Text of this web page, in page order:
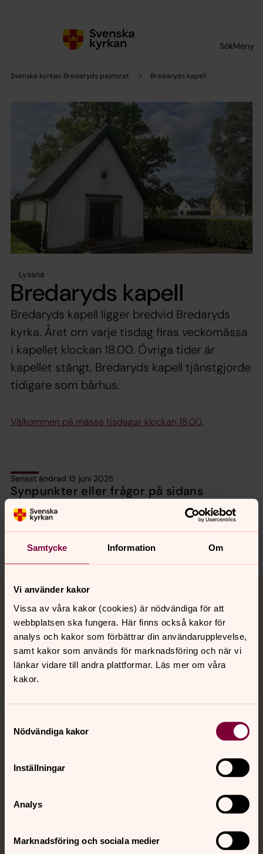
Samtycke Information Om
Vi använder kakor
Vissa av våra kakor (cookies) är nödvändiga för att
webbplatsen ska fungera. Här finns också kakor för
analys och kakor som förbättrar din användarupplevelse,
samt kakor som används för marknadsföring och när vi
länkar vidare till andra plattformar. Läs mer om våra
kakor.
Nödvändiga kakor
Inställningar
Analys
Marknadsföring och sociala medier
SökMeny
Svenska kyrkan Bredaryds pastorat Bredaryds kapell
Lyssna
Bredaryds kapell
Bredaryds kapell ligger bredvid Bredaryds
kyrka. Året om varje tisdag firas veckomässa
i kapellet klockan 18.00. Övriga tider är
kapellet stängt. Bredaryds kapell tjänstgjorde
tidigare som bårhus.
Välkommen på mässa tisdagar klockan 18.00.
Senast ändrad 13 juni 2025
Synpunkter eller frågor på sidans
innehåll?
bredaryd.pastorat@svenskakyrkan.se
Dela
Kontakt
Kalender
Hitta snabbt
Sociala kanaler